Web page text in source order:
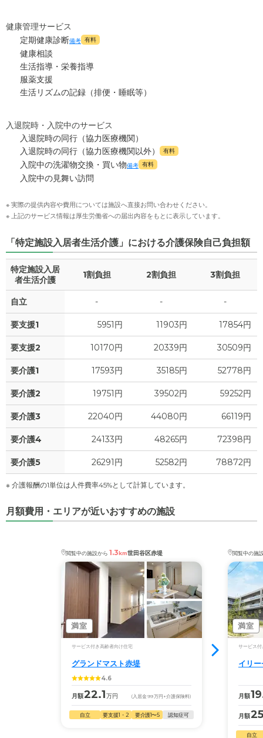
健康管理サービス
定期健康診断備考 有料
健康相談
生活指導・栄養指導
服薬支援
生活リズムの記録（排便・睡眠等）
入退院時・入院中のサービス
入退院時の同行（協力医療機関）
入退院時の同行（協力医療機関以外）
有料
入院中の洗濯物交換・買い物備考 有料
入院中の見舞い訪問
※ 実際の提供内容や費用については施設へ直接お問い合わせください。
※ 上記のサービス情報は厚生労働省への届出内容をもとに表示しています。
「特定施設入居者生活介護」における介護保険自己負担額
特定施設入居
者生活介護
1割負担 2割負担 3割負担
自立 - - -
要支援1 5951円 11903円 17854円
要支援2 10170円 20339円 30509円
要介護1 17593円 35185円 52778円
要介護2 19751円 39502円 59252円
要介護3 22040円 44080円 66119円
要介護4 24133円 48265円 72398円
要介護5 26291円 52582円 78872円
※ 介護報酬の1単位は人件費率45%として計算しています。
月額費用・エリアが近いおすすめの施設
閲覧中の施設から 1.3km世田谷区赤堤
満室
サービス付き高齢者向け住宅
グランドマスト赤堤
4.6
月額22.1万円 (入居金99万円 +介護保険料)
自立 要支援1・2 要介護1〜5 認知症可
閲覧中の施
満室
サービス付
イリ
月額
月額
自立